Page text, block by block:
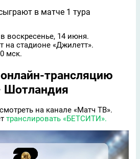
в матче 1 тура
воскресенье, 14 июня.​
на стадионе «Джилетт».​
мск.​
трансляцию
Шотландия
на канале «Матч ТВ».​
транслировать «БЕТСИТИ».